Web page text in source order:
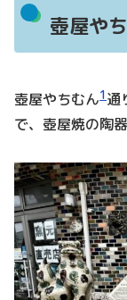
壺屋や
壺屋やちむん1通
で、壺屋焼の陶